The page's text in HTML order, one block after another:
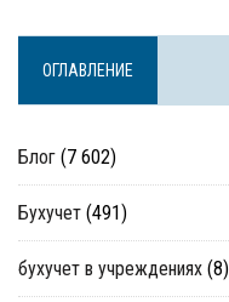
ОГЛАВЛЕНИЕ
Блог (7 602)
Бухучет (491)
бухучет в учреждениях (8)